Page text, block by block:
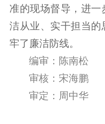
准的现场督导，进
洁从业、实干担当的
牢了廉洁防线。
编审：陈南松
审核：宋海鹏
审定：周中华